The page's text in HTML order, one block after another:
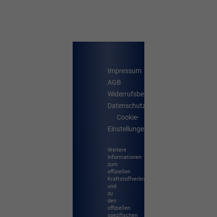
Impressum
AGB
Widerrufsbelehrung
Datenschutz
Cookie-
Einstellungen
Weitere
Informationen
zum
offiziellen
Kraftstoffverbrauch
und
zu
den
offiziellen
spezifischen